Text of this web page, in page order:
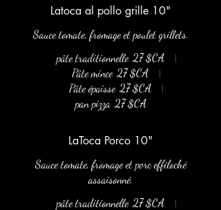
Latoca al pollo grille 10"
Sauce tomate, fromage et poulet grillets.
pâte traditionnelle 27 $CA
Pâte mince 27 $CA
Pâte épaisse 27 $CA
pan pizza 27 $CA
LaToca Porco 10"
Sauce tomate, fromage et porc effiloché
assaisonné.
pâte traditionnelle 27 $CA